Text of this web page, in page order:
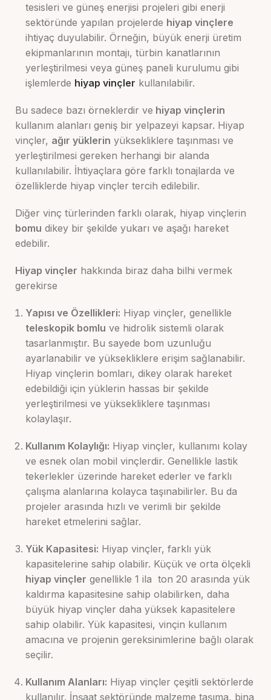
tesisleri ve güneş enerjisi projeleri gibi enerji
sektöründe yapılan projelerde hiyap vinçlere
ihtiyaç duyulabilir. Örneğin, büyük enerji üretim
ekipmanlarının montajı, türbin kanatlarının
yerleştirilmesi veya güneş paneli kurulumu gibi
işlemlerde hiyap vinçler kullanılabilir.
Bu sadece bazı örneklerdir ve hiyap vinçlerin
kullanım alanları geniş bir yelpazeyi kapsar. Hiyap
vinçler, ağır yüklerin yüksekliklere taşınması ve
yerleştirilmesi gereken herhangi bir alanda
kullanılabilir. İhtiyaçlara göre farklı tonajlarda ve
özelliklerde hiyap vinçler tercih edilebilir.
Diğer vinç türlerinden farklı olarak, hiyap vinçlerin
bomu dikey bir şekilde yukarı ve aşağı hareket
edebilir.
Hiyap vinçler hakkında biraz daha bilhi vermek
gerekirse
Yapısı ve Özellikleri: Hiyap vinçler, genellikle
teleskopik bomlu ve hidrolik sistemli olarak
tasarlanmıştır. Bu sayede bom uzunluğu
ayarlanabilir ve yüksekliklere erişim sağlanabilir.
Hiyap vinçlerin bomları, dikey olarak hareket
edebildiği için yüklerin hassas bir şekilde
yerleştirilmesi ve yüksekliklere taşınması
kolaylaşır.
Kullanım Kolaylığı: Hiyap vinçler, kullanımı kolay
ve esnek olan mobil vinçlerdir. Genellikle lastik
tekerlekler üzerinde hareket ederler ve farklı
çalışma alanlarına kolayca taşınabilirler. Bu da
projeler arasında hızlı ve verimli bir şekilde
hareket etmelerini sağlar.
Yük Kapasitesi: Hiyap vinçler, farklı yük
kapasitelerine sahip olabilir. Küçük ve orta ölçekli
hiyap vinçler genellikle 1 ila ton 20 arasında yük
kaldırma kapasitesine sahip olabilirken, daha
büyük hiyap vinçler daha yüksek kapasitelere
sahip olabilir. Yük kapasitesi, vinçin kullanım
amacına ve projenin gereksinimlerine bağlı olarak
seçilir.
Kullanım Alanları: Hiyap vinçler çeşitli sektörlerde
kullanılır. İnşaat sektöründe malzeme taşıma, bina